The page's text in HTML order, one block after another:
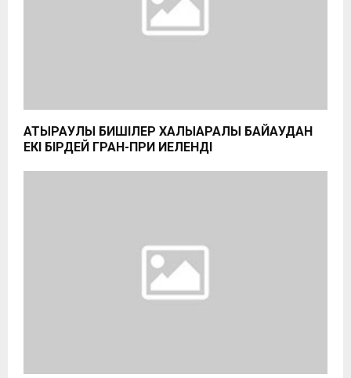
АТЫРАУЛЫҚ БИШІЛЕР ХАЛЫҚАРАЛЫҚ БАЙҚАУДАН
ЕКІ БІРДЕЙ ГРАН-ПРИ ИЕЛЕНДІ